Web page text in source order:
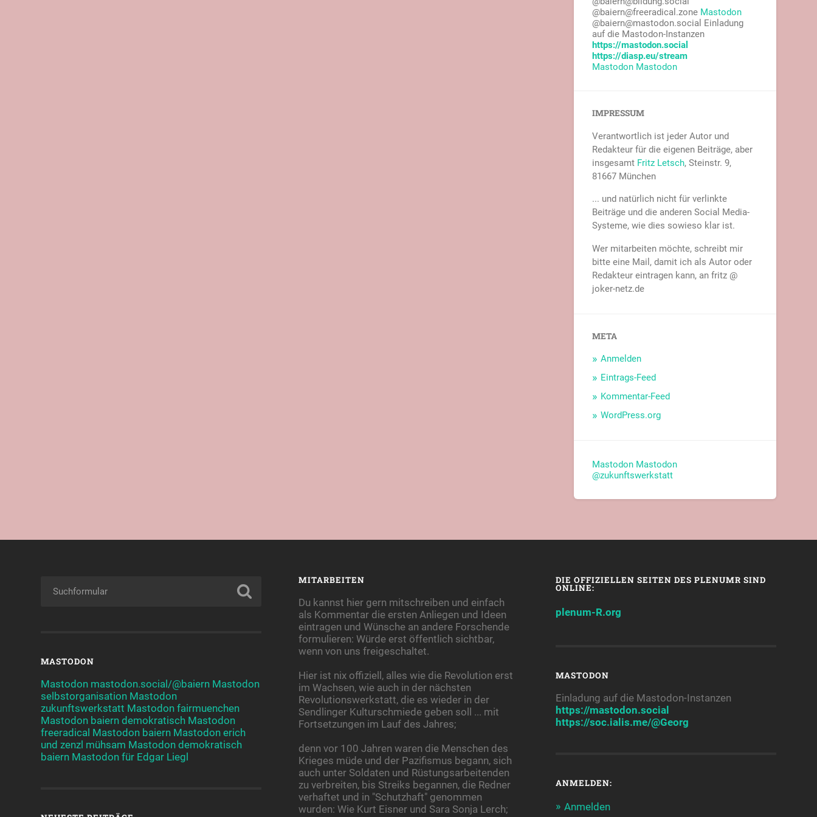
@baiern@freeradical.zone Mastodon
@baiern@mastodon.social Einladung
auf die Mastodon-Instanzen
https://mastodon.social
https://diasp.eu/stream
Mastodon Mastodon
IMPRESSUM
Verantwortlich ist jeder Autor und
Redakteur für die eigenen Beiträge, aber
insgesamt Fritz Letsch, Steinstr. 9,
81667 München
... und natürlich nicht für verlinkte
Beiträge und die anderen Social Media-
Systeme, wie dies sowieso klar ist.
Wer mitarbeiten möchte, schreibt mir
bitte eine Mail, damit ich als Autor oder
Redakteur eintragen kann, an fritz @
joker-netz.de
META
Anmelden
Eintrags-Feed
Kommentar-Feed
WordPress.org
Mastodon Mastodon
@zukunftswerkstatt
MASTODON
Mastodon mastodon.social/@baiern Mastodon
selbstorganisation Mastodon
zukunftswerkstatt Mastodon fairmuenchen
Mastodon baiern demokratisch Mastodon
freeradical Mastodon baiern Mastodon erich
und zenzl mühsam Mastodon demokratisch
baiern Mastodon für Edgar Liegl
MITARBEITEN
Du kannst hier gern mitschreiben und einfach
als Kommentar die ersten Anliegen und Ideen
eintragen und Wünsche an andere Forschende
formulieren: Würde erst öffentlich sichtbar,
wenn von uns freigeschaltet.
Hier ist nix offiziell, alles wie die Revolution erst
im Wachsen, wie auch in der nächsten
Revolutionswerkstatt, die es wieder in der
Sendlinger Kulturschmiede geben soll ... mit
Fortsetzungen im Lauf des Jahres;
denn vor 100 Jahren waren die Menschen des
Krieges müde und der Pazifismus begann, sich
auch unter Soldaten und Rüstungsarbeitenden
zu verbreiten, bis Streiks begannen, die Redner
verhaftet und in "Schutzhaft" genommen
wurden: Wie Kurt Eisner und Sara Sonja Lerch;
DIE OFFIZIELLEN SEITEN DES PLENUMR SIND
ONLINE:
plenum-R.org
MASTODON
Einladung auf die Mastodon-Instanzen
https://mastodon.social
https://soc.ialis.me/@Georg
ANMELDEN:
Anmelden